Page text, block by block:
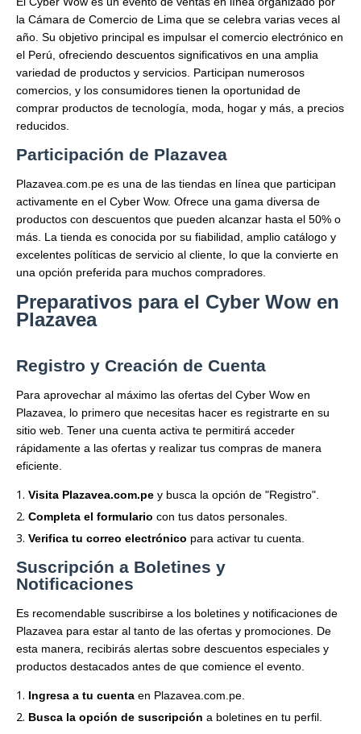
la Cámara de Comercio de Lima que se celebra varias veces al
año. Su objetivo principal es impulsar el comercio electrónico en
el Perú, ofreciendo descuentos significativos en una amplia
variedad de productos y servicios. Participan numerosos
comercios, y los consumidores tienen la oportunidad de
comprar productos de tecnología, moda, hogar y más, a precios
reducidos.
Participación de Plazavea
Plazavea.com.pe es una de las tiendas en línea que participan
activamente en el Cyber Wow. Ofrece una gama diversa de
productos con descuentos que pueden alcanzar hasta el 50% o
más. La tienda es conocida por su fiabilidad, amplio catálogo y
excelentes políticas de servicio al cliente, lo que la convierte en
una opción preferida para muchos compradores.
Preparativos para el Cyber Wow en
Plazavea
Registro y Creación de Cuenta
Para aprovechar al máximo las ofertas del Cyber Wow en
Plazavea, lo primero que necesitas hacer es registrarte en su
sitio web. Tener una cuenta activa te permitirá acceder
rápidamente a las ofertas y realizar tus compras de manera
eficiente.
Visita Plazavea.com.pe y busca la opción de "Registro".
Completa el formulario con tus datos personales.
Verifica tu correo electrónico para activar tu cuenta.
Suscripción a Boletines y
Notificaciones
Es recomendable suscribirse a los boletines y notificaciones de
Plazavea para estar al tanto de las ofertas y promociones. De
esta manera, recibirás alertas sobre descuentos especiales y
productos destacados antes de que comience el evento.
Ingresa a tu cuenta en Plazavea.com.pe.
Busca la opción de suscripción a boletines en tu perfil.